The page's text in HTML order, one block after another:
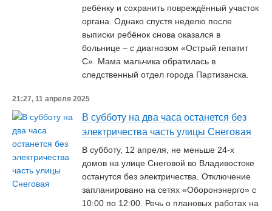
ребёнку и сохранить повреждённый участок
органа. Однако спустя неделю после
выписки ребёнок снова оказался в
больнице – с диагнозом «Острый гепатит
С». Мама мальчика обратилась в
следственный отдел города Партизанска.
21:27, 11 апреля 2025
В субботу на два часа останется без
электричества часть улицы Снеговая
В субботу, 12 апреля, не меньше 24-х
домов на улице Снеговой во Владивостоке
останутся без электричества. Отключение
запланировано на сетях «Оборонэнерго» с
10:00 по 12:00. Речь о плановых работах на